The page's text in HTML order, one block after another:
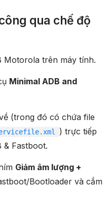
qua chế độ
Motorola trên máy tính.
Minimal ADB and
(trong đó có chứa file
) trực tiếp
& Fastboot.
Giảm âm lượng +
Bootloader và cắm